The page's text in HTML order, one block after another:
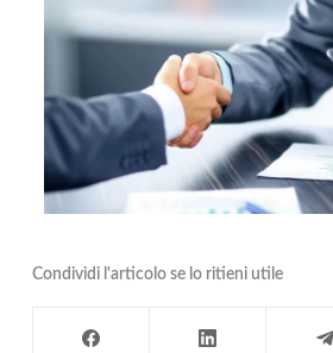
Condividi l'articolo se lo ritieni utile